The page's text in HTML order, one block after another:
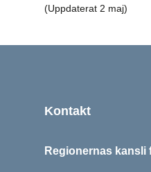
(Uppdaterat 2 maj)
Kontakt
Regionernas